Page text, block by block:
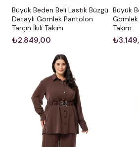
Büyük Beden Beli Lastik Büzgü
Detaylı Gömlek Pantolon
Tarçın İkili Takım
₺2.849,00
Büyük
Takım